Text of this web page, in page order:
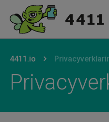
U bevindt zich hier:
van
4411.io naar